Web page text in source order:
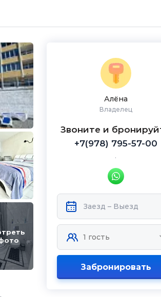
Алёна
Владелец
Звоните и
+7(978) 795-57-00
.
Забронировать